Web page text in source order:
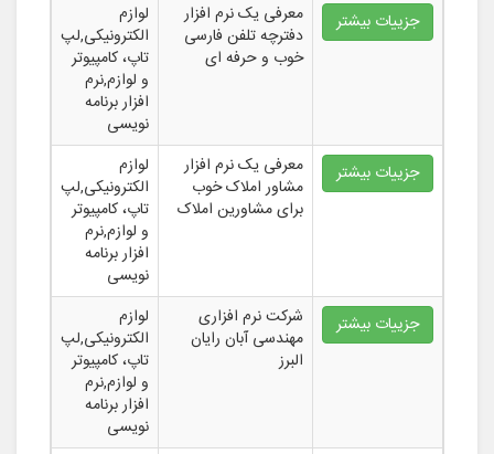
جزییات بیشتر
معرفی یک نرم افزار
دفترچه تلفن فارسی
خوب و حرفه ای
لوازم
الکترونیکی,لپ
تاپ، کامپیوتر
و لوازم,نرم
افزار برنامه
نویسی
جزییات بیشتر
معرفی یک نرم افزار
مشاور املاک خوب
برای مشاورین املاک
لوازم
الکترونیکی,لپ
تاپ، کامپیوتر
و لوازم,نرم
افزار برنامه
نویسی
جزییات بیشتر
شرکت نرم افزاری
مهندسی آبان رایان
البرز
لوازم
الکترونیکی,لپ
تاپ، کامپیوتر
و لوازم,نرم
افزار برنامه
نویسی